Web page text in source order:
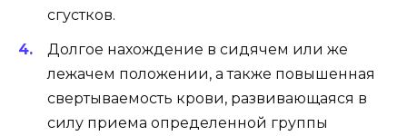
сгустков.
Долгое нахождение в сидячем или же
лежачем положении, а также повышенная
свертываемость крови, развивающаяся в
силу приема определенной группы